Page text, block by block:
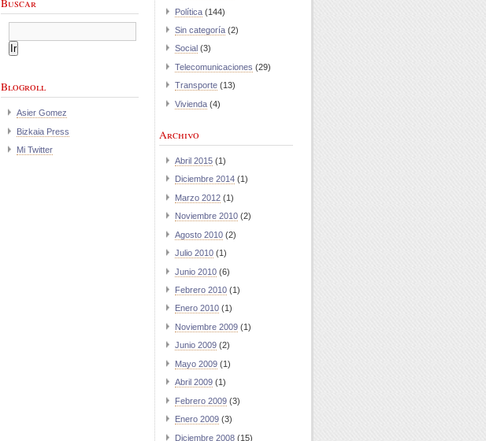
Blogroll
Asier Gomez
Bizkaia Press
Mi Twitter
Política (144)
Sin categoría (2)
Social (3)
Telecomunicaciones (29)
Transporte (13)
Vivienda (4)
Archivo
Abril 2015 (1)
Diciembre 2014 (1)
Marzo 2012 (1)
Noviembre 2010 (2)
Agosto 2010 (2)
Julio 2010 (1)
Junio 2010 (6)
Febrero 2010 (1)
Enero 2010 (1)
Noviembre 2009 (1)
Junio 2009 (2)
Mayo 2009 (1)
Abril 2009 (1)
Febrero 2009 (3)
Enero 2009 (3)
Diciembre 2008 (15)